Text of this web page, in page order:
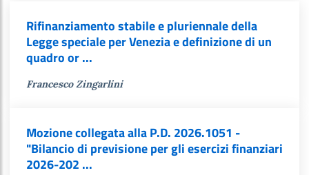
Rifinanziamento stabile e pluriennale della
Legge speciale per Venezia e definizione di un
quadro or ...
Francesco Zingarlini
Mozione collegata alla P.D. 2026.1051 -
"Bilancio di previsione per gli esercizi finanziari
2026-202 ...